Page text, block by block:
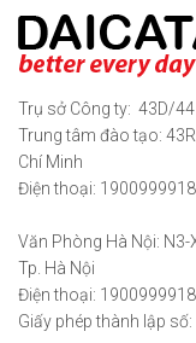
Trụ sở Công ty: 43D/44
Trung tâm đào tạo:
Chí Minh
Điện thoại: 1900999918
Văn Phòng Hà Nội: N3-
Tp. Hà Nội
Điện thoại: 1900999918
Giấy phép thành lập